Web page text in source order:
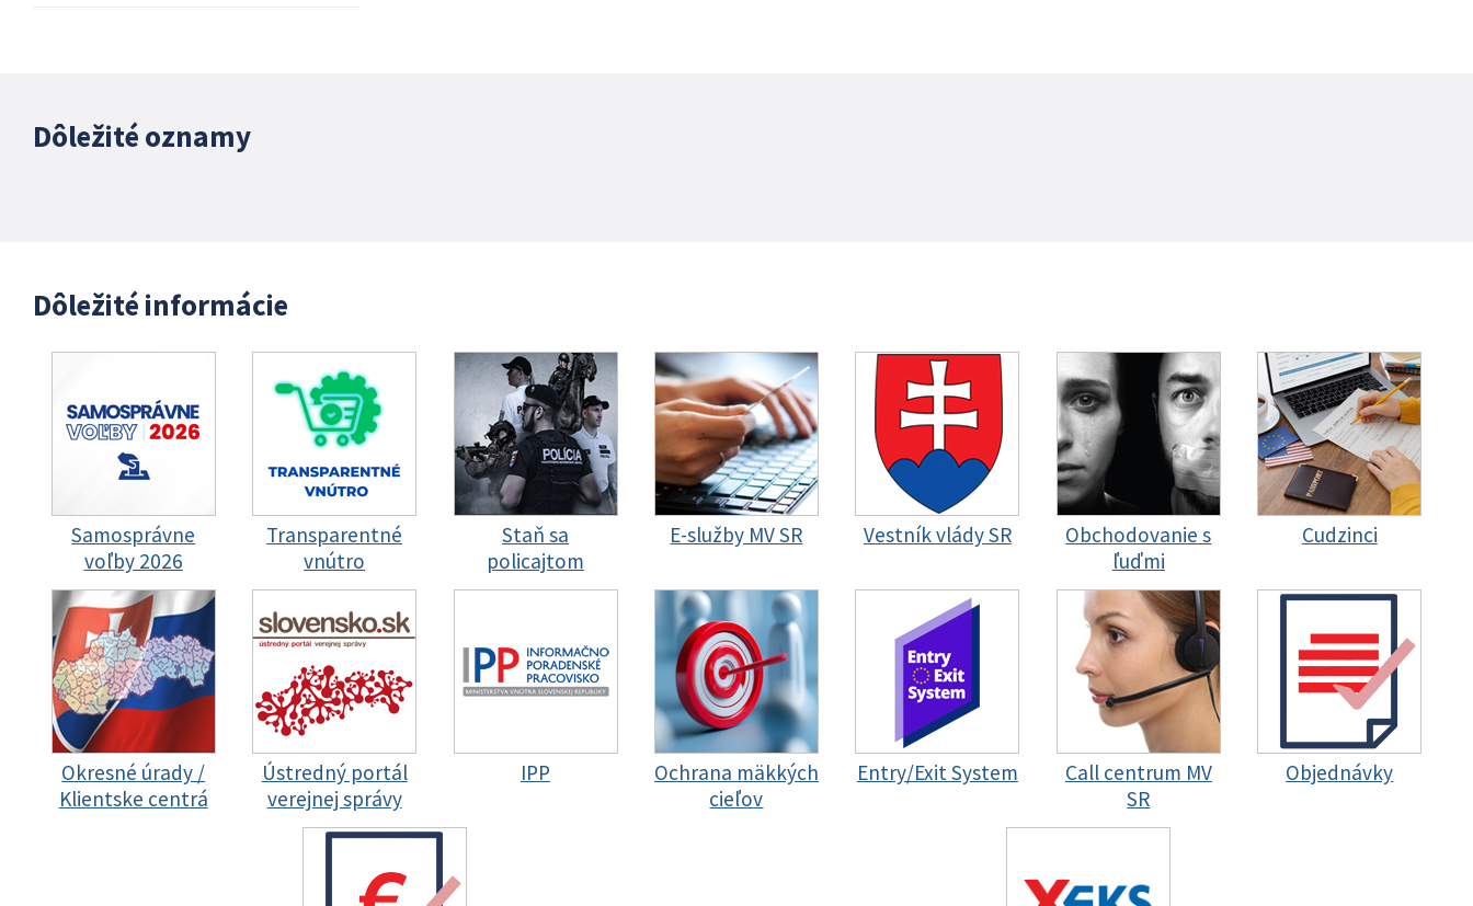
Dôležité oznamy
Dôležité informácie
Samosprávne
voľby 2026
Transparentné
vnútro
Staň sa
policajtom
E-služby MV SR Vestník vlády SR
Obchodovanie s
ľuďmi
Cudzinci
Okresné úrady /
Klientske centrá
Ústredný portál
verejnej správy
IPP
Ochrana mäkkých
cieľov
Entry/Exit System
Call centrum MV
SR
Objednávky